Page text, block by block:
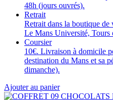
48h (jours ouvrés).
Retrait
Retrait dans la boutique
Le Mans Université, Tours
Coursier
10€. Livraison à domicile
destination du Mans et sa
dimanche).
Ajouter au panier